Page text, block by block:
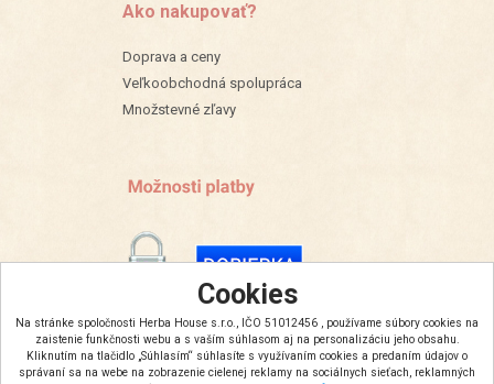
Cookies
Na stránke spoločnosti Herba House s.r.o., IČO 51012456 , používame súbory cookies na
zaistenie funkčnosti webu a s vaším súhlasom aj na personalizáciu jeho obsahu.
Kliknutím na tlačidlo „Súhlasím“ súhlasíte s využívaním cookies a predaním údajov o
správaní sa na webe na zobrazenie cielenej reklamy na sociálnych sieťach, reklamných
Ako nakupovať?
Doprava a ceny
Veľkoobchodná spolupráca
Množstevné zľavy